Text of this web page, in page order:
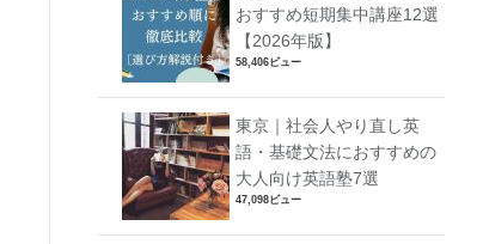
おすすめ短期集中講座12選
【2026年版】
58,406ビュー
東京｜社会人やり直し英
語・基礎文法におすすめの
大人向け英語塾7選
47,098ビュー